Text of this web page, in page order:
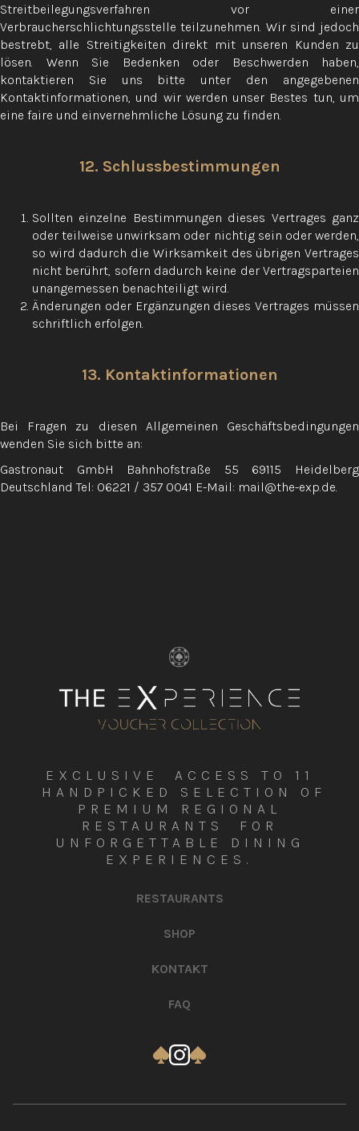
Streitbeilegungsverfahren vor einer
Verbraucherschlichtungsstelle teilzunehmen. Wir sind jedoch
bestrebt, alle Streitigkeiten direkt mit unseren Kunden zu
lösen. Wenn Sie Bedenken oder Beschwerden haben,
kontaktieren Sie uns bitte unter den angegebenen
Kontaktinformationen, und wir werden unser Bestes tun, um
eine faire und einvernehmliche Lösung zu finden.
12. Schlussbestimmungen
Sollten einzelne Bestimmungen dieses Vertrages ganz
oder teilweise unwirksam oder nichtig sein oder werden,
so wird dadurch die Wirksamkeit des übrigen Vertrages
nicht berührt, sofern dadurch keine der Vertragsparteien
unangemessen benachteiligt wird.
Änderungen oder Ergänzungen dieses Vertrages müssen
schriftlich erfolgen.
13. Kontaktinformationen
Bei Fragen zu diesen Allgemeinen Geschäftsbedingungen
wenden Sie sich bitte an:
Gastronaut GmbH Bahnhofstraße 55 69115 Heidelberg
Deutschland Tel: 06221 / 357 0041 E-Mail: mail@the-exp.de.
EXCLUSIVE ACCESS TO 11
HANDPICKED SELECTION OF
PREMIUM REGIONAL
RESTAURANTS FOR
UNFORGETTABLE DINING
EXPERIENCES.
RESTAURANTS
SHOP
KONTAKT
FAQ